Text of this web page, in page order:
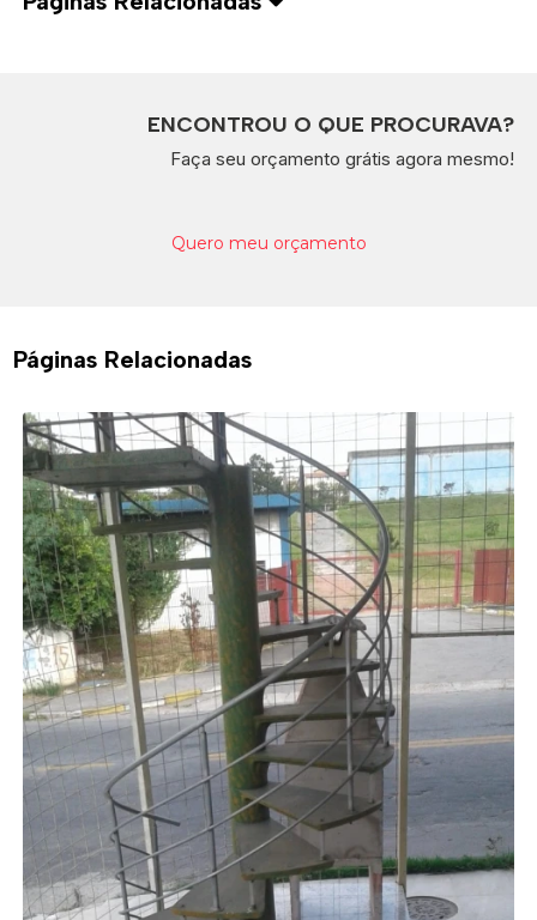
ENCONTROU O QUE PROCURAVA?
Faça seu orçamento grátis agora mesmo!
Quero meu orçamento
Páginas Relacionadas